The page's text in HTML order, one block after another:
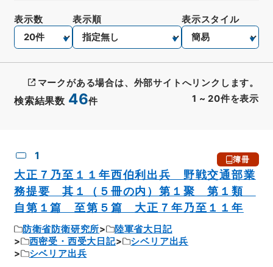
検索結果数 46件 1 ~ 20件を表示
表示数 表示順 表示スタイル
マークがある場合は、外部サイトへリンクします。
1 簿冊
大正７乃至１１年西伯利出兵 野戦交通部業
務提要 其１（５冊の内）第１聚 第１類
自第１篇 至第５篇 大正７年乃至１１年
防衛省防衛研究所
陸軍省大日記
西密受・西受大日記
シベリア出兵
シベリア出兵